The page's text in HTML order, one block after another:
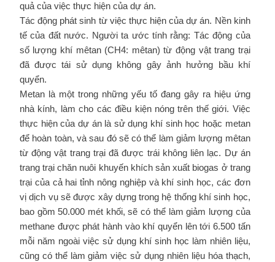
quả của việc thực hiện của dự án.
Tác động phát sinh từ việc thực hiện của dự án. Nền kinh
tế của đất nước. Người ta ước tính rằng: Tác động của
số lượng khí mêtan (CH4: mêtan) từ động vật trang trại
đã được tái sử dụng không gây ảnh hưởng bầu khí
quyển.
Metan là một trong những yếu tố đang gây ra hiệu ứng
nhà kính, làm cho các điều kiện nóng trên thế giới. Việc
thực hiện của dự án là sử dụng khí sinh học hoặc metan
để hoàn toàn, và sau đó sẽ có thể làm giảm lượng mêtan
từ động vật trang trại đã được trái không liên lạc. Dự án
trang trại chăn nuôi khuyến khích sản xuất biogas ở trang
trại của cả hai tỉnh nông nghiệp và khí sinh học, các đơn
vị dịch vụ sẽ được xây dựng trong hệ thống khí sinh học,
bao gồm 50.000 mét khối, sẽ có thể làm giảm lượng của
methane được phát hành vào khí quyển lên tới 6.500 tấn
mỗi năm ngoài việc sử dụng khí sinh học làm nhiên liệu,
cũng có thể làm giảm việc sử dụng nhiên liệu hóa thạch,